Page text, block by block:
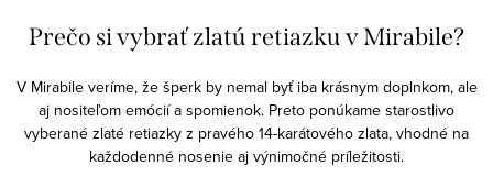
Prečo si vybrať zlatú retiazku v Mirabile?
V Mirabile veríme, že šperk by nemal byť iba krásnym doplnkom, ale
aj nositeľom emócií a spomienok. Preto ponúkame starostlivo
vyberané zlaté retiazky z pravého 14-karátového zlata, vhodné na
každodenné nosenie aj výnimočné príležitosti.